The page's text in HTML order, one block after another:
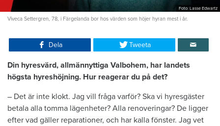
Foto: Lasse Edwartz
Viveca Settergren, 78, i Färgelanda bor hos värden som höjer hyran mest i år.
Dela Tweeta
Din hyresvärd, allmännyttiga Valbohem, har landets
högsta hyreshöjning. Hur reagerar du på det?
– Det är inte klokt. Jag vill fråga varför? Ska vi hyresgäster
betala alla tomma lägenheter? Alla renoveringar? De ligger
efter vad gäller reparationer, och har kalla fönster. Jag vet